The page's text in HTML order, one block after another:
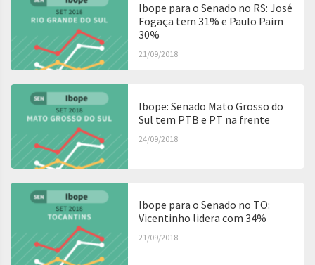
Ibope para o Senado no RS: José
Fogaça tem 31% e Paulo Paim
30%
21/09/2018
Ibope: Senado Mato Grosso do
Sul tem PTB e PT na frente
24/09/2018
Ibope para o Senado no TO:
Vicentinho lidera com 34%
21/09/2018